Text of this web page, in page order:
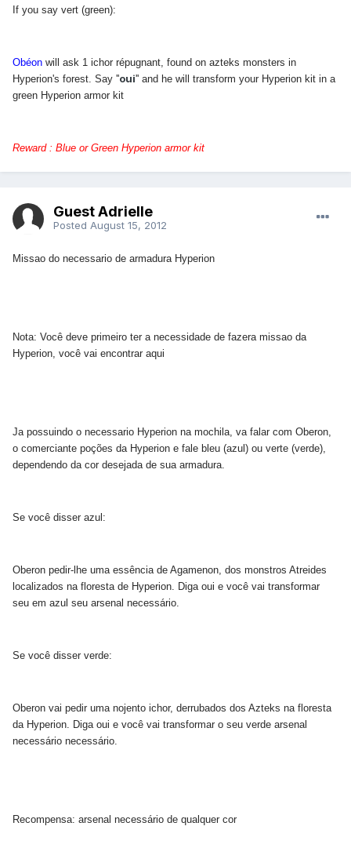
If you say vert (green):
Obéon will ask 1 ichor répugnant, found on azteks monsters in
Hyperion's forest. Say ''oui'' and he will transform your Hyperion kit in a
green Hyperion armor kit
Reward : Blue or Green Hyperion armor kit
Guest Adrielle
Posted August 15, 2012
Missao do necessario de armadura Hyperion
Nota: Você deve primeiro ter a necessidade de fazera missao da
Hyperion, você vai encontrar aqui
Ja possuindo o necessario Hyperion na mochila, va falar com Oberon,
o comerciante poções da Hyperion e fale bleu (azul) ou verte (verde),
dependendo da cor desejada de sua armadura.
Se você disser azul:
Oberon pedir-lhe uma essência de Agamenon, dos monstros Atreides
localizados na floresta de Hyperion. Diga oui e você vai transformar
seu em azul seu arsenal necessário.
Se você disser verde:
Oberon vai pedir uma nojento ichor, derrubados dos Azteks na floresta
da Hyperion. Diga oui e você vai transformar o seu verde arsenal
necessário necessário.
Recompensa: arsenal necessário de qualquer cor